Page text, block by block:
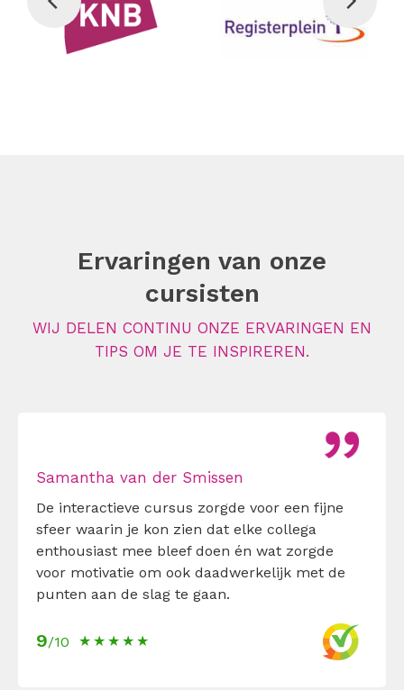
Ervaringen van onze
cursisten
WIJ DELEN CONTINU ONZE ERVARINGEN EN
TIPS OM JE TE INSPIREREN.
Samantha van der Smissen
De interactieve cursus zorgde voor een fijne
sfeer waarin je kon zien dat elke collega
enthousiast mee bleef doen én wat zorgde
voor motivatie om ook daadwerkelijk met de
punten aan de slag te gaan.
9/10